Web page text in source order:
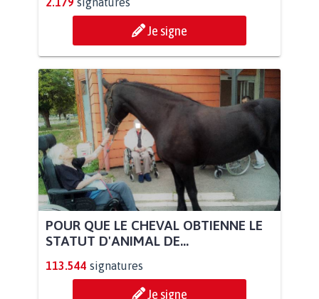
Je signe
POUR QUE LE CHEVAL OBTIENNE LE
STATUT D'ANIMAL DE...
113.544 signatures
Je signe